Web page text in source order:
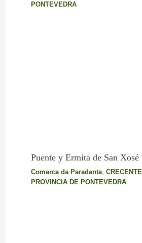
PONTEVEDRA
Puente y Ermita de San Xosé
Comarca da Paradanta, CRECENTE
PROVINCIA DE PONTEVEDRA